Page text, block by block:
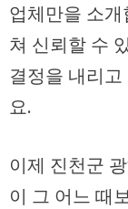
업체만을 소
쳐 신뢰할 수
결정을 내리
요.
이제 진천군
이 그 어느 때